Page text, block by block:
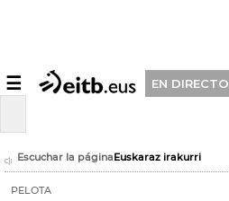
☰ EN DIRECTO
Escuchar la páginaEuskaraz irakurri
PELOTA